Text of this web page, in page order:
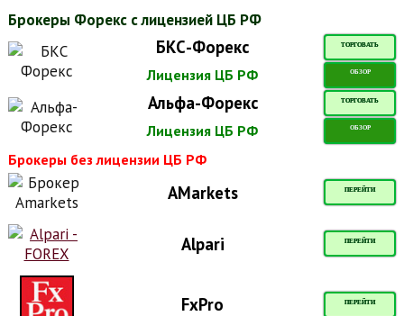
Брокеры Форекс с лицензией ЦБ РФ
БКС-Форекс ТОРГОВАТЬ
Лицензия ЦБ РФ ОБЗОР
Альфа-Форекс ТОРГОВАТЬ
Лицензия ЦБ РФ ОБЗОР
Брокеры без лицензии ЦБ РФ
AMarkets ПЕРЕЙТИ
Alpari ПЕРЕЙТИ
FxPro ПЕРЕЙТИ